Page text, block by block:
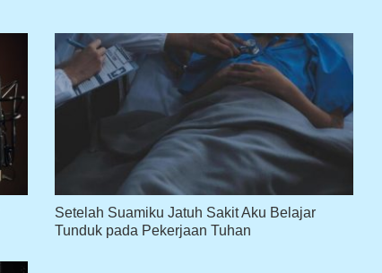
Setelah Suamiku Jatuh Sakit Aku Belajar
Tunduk pada Pekerjaan Tuhan